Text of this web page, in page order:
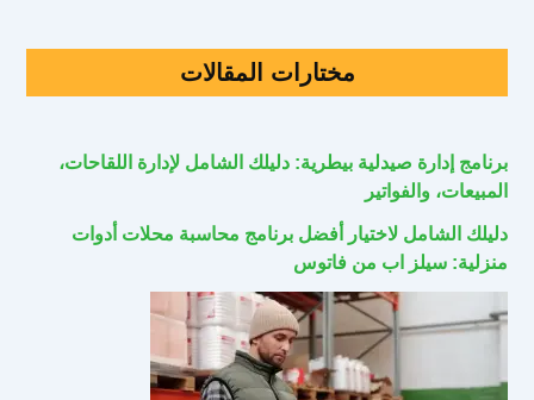
مختارات المقالات
برنامج إدارة صيدلية بيطرية: دليلك الشامل لإدارة اللقاحات،
المبيعات، والفواتير
دليلك الشامل لاختيار أفضل برنامج محاسبة محلات أدوات
منزلية: سيلز اب من فاتوس